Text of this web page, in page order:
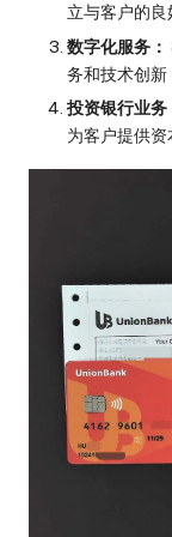
立与客户的良
数字化服务：
务和技术创新
投资银行业务
为客户提供资